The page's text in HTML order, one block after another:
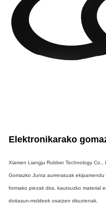
Elektronikarako
Xiamen Liangju Rubber Technology
Gomazko Junta aurreratuak
formako piezak dira, kautxuzko material
doitasun-moldeek osatzen dituztenak.